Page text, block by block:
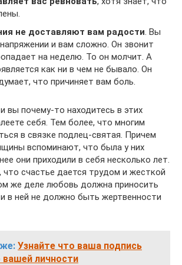
не доставляют вам радости. Вы
и вам сложно. Он звонит
на неделю. То он молчит. А
как ни в чем не бывало. Он
что причиняет вам боль.
вы почему-то находитесь в этих
себя. Тем более, что многим
в связке подлец-святая. Причем
вспоминают, что была у них
они приходили в себя несколько лет.
что счастье дается трудом и жесткой
же деле любовь должна приносить
в ней не должно быть жертвенности
Узнайте что ваша подпись
личности